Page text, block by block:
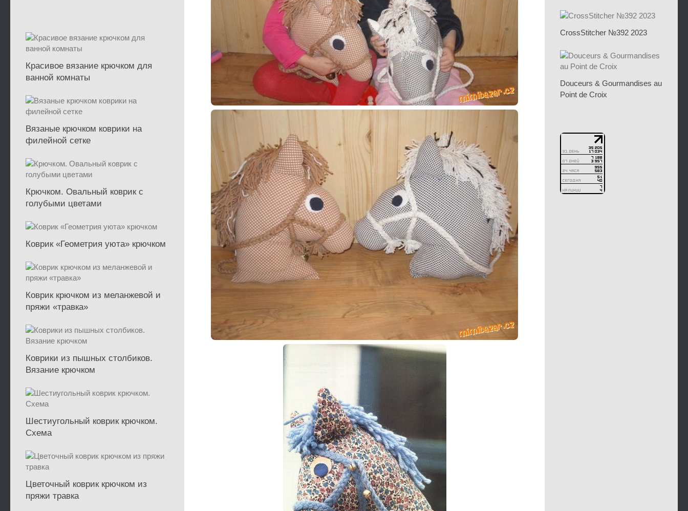
Красивое вязание крючком для
ванной комнаты
Вязаные крючком коврики на
филейной сетке
Крючком. Овальный коврик с
голубыми цветами
Коврик «Геометрия уюта» крючком
Коврик крючком из меланжевой и
пряжи «травка»
Коврики из пышных столбиков.
Вязание крючком
Шестиугольный коврик крючком.
Схема
Цветочный коврик крючком из
пряжи травка
CrossStitcher №392 2023
Douceurs & Gourmandises au
Point de Croix